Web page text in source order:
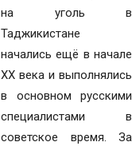
на уголь в
Таджикистане
начались ещё в начале
XX века и выполнялись
в основном русскими
специалистами в
советское время. За